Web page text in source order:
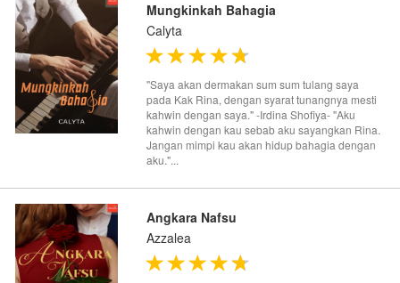
Mungkinkah Bahagia
Calyta
"Saya akan dermakan sum sum tulang saya
pada Kak Rina, dengan syarat tunangnya mesti
kahwin dengan saya." -Irdina Shofiya- "Aku
kahwin dengan kau sebab aku sayangkan Rina.
Jangan mimpi kau akan hidup bahagia dengan
aku."...
Angkara Nafsu
Azzalea